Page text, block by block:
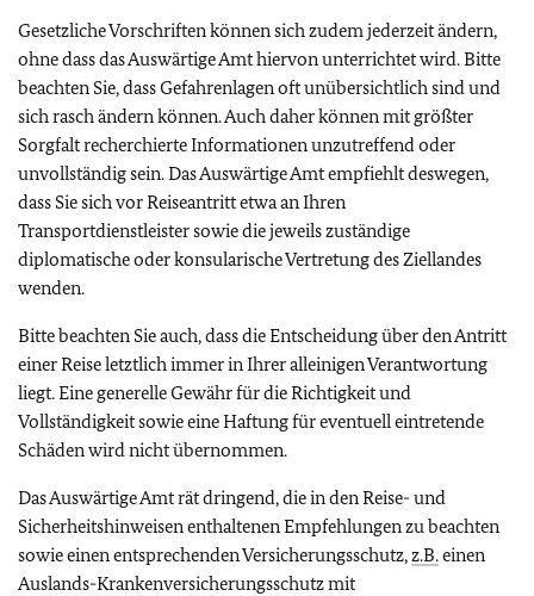
Gesetzliche Vorschriften können sich zudem jederzeit ändern,
ohne dass das Auswärtige Amt hiervon unterrichtet wird. Bitte
beachten Sie, dass Gefahrenlagen oft unübersichtlich sind und
sich rasch ändern können. Auch daher können mit größter
Sorgfalt recherchierte Informationen unzutreffend oder
unvollständig sein. Das Auswärtige Amt empfiehlt deswegen,
dass Sie sich vor Reiseantritt etwa an Ihren
Transportdienstleister sowie die jeweils zuständige
diplomatische oder konsularische Vertretung des Ziellandes
wenden.
Bitte beachten Sie auch, dass die Entscheidung über den Antritt
einer Reise letztlich immer in Ihrer alleinigen Verantwortung
liegt. Eine generelle Gewähr für die Richtigkeit und
Vollständigkeit sowie eine Haftung für eventuell eintretende
Schäden wird nicht übernommen.
Das Auswärtige Amt rät dringend, die in den Reise- und
Sicherheitshinweisen enthaltenen Empfehlungen zu beachten
sowie einen entsprechenden Versicherungsschutz,z.B.einen
Auslands-Krankenversicherungsschutz mit